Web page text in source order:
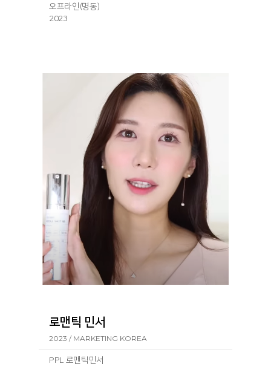
오프라인(명동)
2023
로맨틱 민서
2023 / MARKETING KOREA
PPL 로맨틱민서